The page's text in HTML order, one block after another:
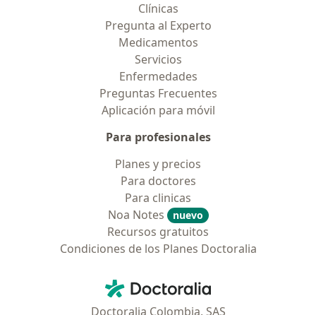
Clínicas
Pregunta al Experto
Medicamentos
Servicios
Enfermedades
Preguntas Frecuentes
Aplicación para móvil
Para profesionales
Planes y precios
Para doctores
Para clinicas
Noa Notes
nuevo
Recursos gratuitos
Condiciones de los Planes Doctoralia
Doctoralia - Página de inicio
Doctoralia Colombia, SAS